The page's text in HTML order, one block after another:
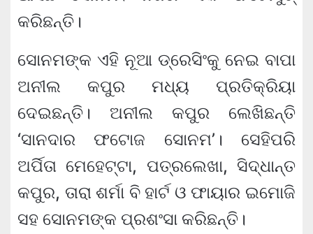
କରିଛନ୍ତି।
ସୋନମଙ୍କ ଏହି ନୂଆ ଡ୍ରେସିଂକୁ ନେଇ ବାପା
ଅନୀଲ କପୁର ମଧ୍ୟ ପ୍ରତିକ୍ରିୟା
ଦେଇଛନ୍ତି। ଅନୀଲ କପୁର ଲେଖିଛନ୍ତି
‘ସାନଦାର ଫଟୋଜ ସୋନମ’। ସେହିପରି
ଅର୍ପିତା ମେହେଟ୍ଟା, ପତ୍ରଲେଖା, ସିଦ୍ଧାନ୍ତ
କପୁର, ତାରା ଶର୍ମା ବି ହାର୍ଟ ଓ ଫାୟାର ଇମୋଜି
ସହ ସୋନମଙ୍କ ପ୍ରଶଂସା କରିଛନ୍ତି।